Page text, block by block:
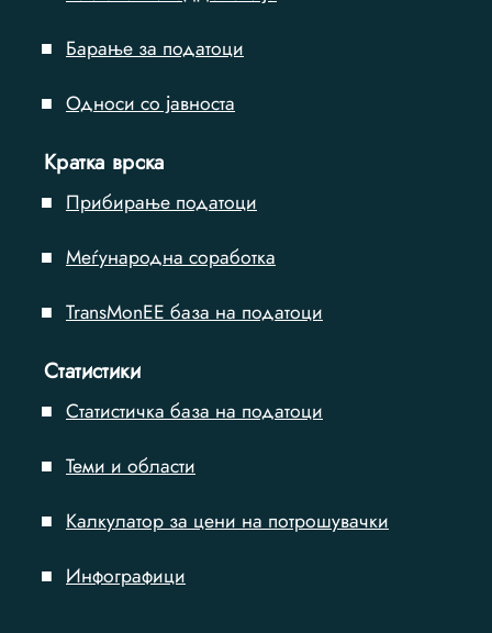
Барање за податоци
Односи со јавноста
Кратка врска
Прибирање податоци
Меѓународна соработка
TransMonEE база на податоци
Статистики
Статистичка база на податоци
Теми и области
Калкулатор за цени на потрошувачки
Инфографици